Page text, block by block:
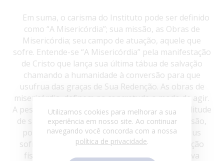
Utilizamos cookies para melhorar a sua
experiência em nosso site. Ao continuar
navegando você concorda com a nossa
política de privacidade.
Em suma, o carisma do Instituto pode ser definido
como “A Misericórdia”; sua missão, as Obras de
Misericórdia; seu campo de atuação, aquele que
sofre. Entende-se “A Misericórdia” pela manifestação
de Cristo que lança sua última tábua de salvação
chamando a humanidade à conversão para que
usufrua das graças de Sua Redenção. As obras de
misericórdia, definem na concretude o modo de agir.
A pessoa que sofre, dá a Irmã Adoradora a amplitude
de sua missão. As pessoas são o campo de missão,
pois é nelas que está escondido o próprio Jesus
sofredor. Independo de cor, idade, sexo, condição
física e financeira, cultural, credo... a Irmã Serva